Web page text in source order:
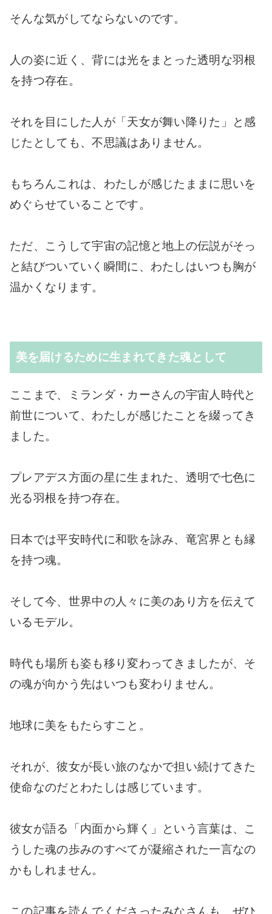
そんな気がしてならないのです。
人の姿に近く、背には光をまとった透明な羽根
を持つ存在。
それを目にした人が「天女が舞い降りた」と感
じたとしても、不思議はありません。
もちろんこれは、わたしが感じたままに思いを
めぐらせていることです。
ただ、こうして宇宙の記憶と地上の伝説がそっ
と結びついていく瞬間に、わたしはいつも胸が
温かくなります。
美を届けるために生まれてきた魂として
ここまで、ミランダ・カーさんの宇宙人時代と
前世について、わたしが感じたことを綴ってき
ました。
プレアデス方面の星に生まれた、透明で七色に
光る羽根を持つ存在。
日本では平安時代に和歌を詠み、竜宮界とも縁
を持つ魂。
そして今、世界中の人々に美のあり方を伝えて
いるモデル。
時代も場所も姿も移り変わってきましたが、そ
の魂が向かう先はいつも変わりません。
地球に美をもたらすこと。
それが、彼女が長い旅のなかで担い続けてきた
使命なのだとわたしは感じています。
彼女が語る「内面から輝く」という言葉は、こ
うした魂の歩みのすべてが凝縮された一言なの
かもしれません。
この記事を読んでくださったみなさんも、ぜひ